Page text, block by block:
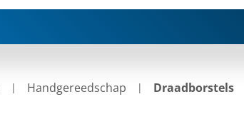
Handgereedschap Draadborstels